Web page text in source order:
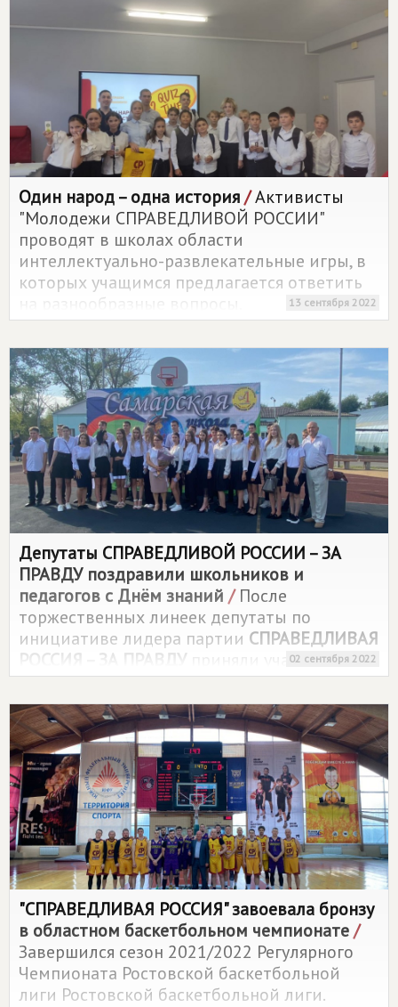
Санкт-Петербурге V Международный
рыбопромышленный форум, в рамках
руководителей рыбопромысловых и
рыбоперерабатывающих предприятий и
руководителями отрасли.
Один народ – одна история/Активисты
"Молодежи СПРАВЕДЛИВОЙ РОССИИ"
проводят в школах области
интеллектуально-развлекательные игры, в
которых учащимся предлагается ответить
на разнообразные вопросы.
13 сентября 2022
Депутаты СПРАВЕДЛИВОЙ РОССИИ – ЗА
ПРАВДУпоздравили школьников и
педагогов с Днём знаний /После
торжественных линеек депутаты по
инициативе лидера партии СПРАВЕДЛИВАЯ
РОССИЯ – ЗА ПРАВДУ приняли участие в
"классных часах" и уроках мужества.
02 сентября 2022
"СПРАВЕДЛИВАЯ РОССИЯ" завоевала бронзу
в областном баскетбольном чемпионате/
Завершился сезон 2021/2022 Регулярного
Чемпионата Ростовской баскетбольной
лиги Ростовской баскетбольной лиги.